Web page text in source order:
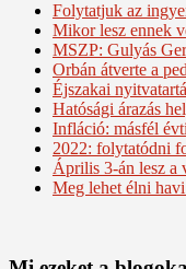
Folytatjuk az
Mikor lesz ennek
MSZP: Gulyás
Orbán átverte a
Éjszakai
Hatósági árazás
Infláció: másfél
2022: folytatódni
Április 3-án lesz a
Meg lehet élni